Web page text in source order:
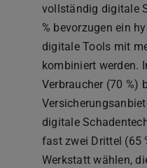
vollständig digitale
% bevorzugen ein
digitale Tools mit
kombiniert werden.
Verbraucher (70 %)
digitale
fast zwei Drittel (65
Werkstatt wählen,